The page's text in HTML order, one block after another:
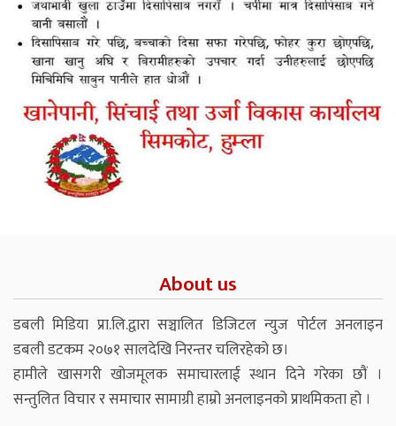
About us
डबली मिडिया प्रा.लि.द्वारा सञ्चालित डिजिटल न्युज पोर्टल अनलाइन
डबली डटकम २०७१ सालदेखि निरन्तर चलिरहेको छ।
हामीले खासगरी खोजमूलक समाचारलाई स्थान दिने गरेका छौं ।
सन्तुलित विचार र समाचार सामाग्री हाम्रो अनलाइनको प्राथमिकता हो ।